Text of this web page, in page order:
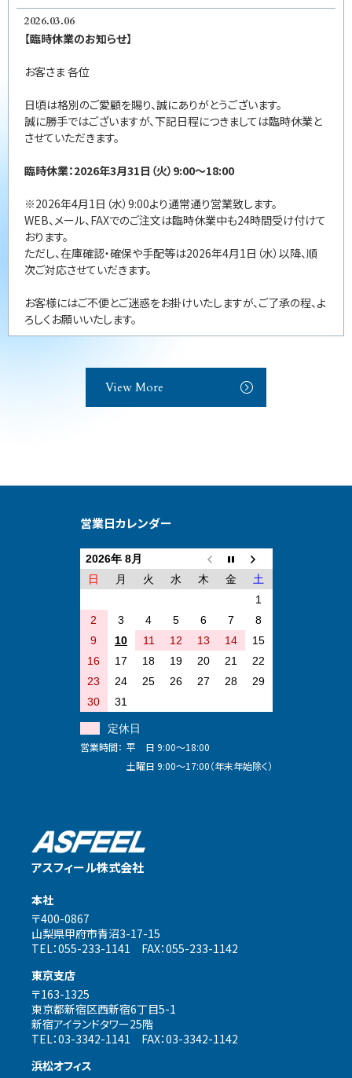
2026.03.06
【臨時休業のお知らせ】
お客さま 各位
日頃は格別のご愛顧を賜り、誠にありがとうございます。
誠に勝手ではございますが、下記日程につきましては臨時休業と
させていただきます。
臨時休業：2026年3月31日（火）9:00～18:00
※2026年4月1日（水）9:00より通常通り営業致します。
WEB、メール、FAXでのご注文は臨時休業中も24時間受け付けて
おります。
ただし、在庫確認・確保や手配等は2026年4月1日（水）以降、順
次ご対応させていだきます。
お客様にはご不便とご迷惑をお掛けいたしますが、ご了承の程、よ
ろしくお願いいたします。
View More
アスフィール株式会社
本社
〒400-0867
山梨県甲府市青沼3-17-15
TEL：055-233-1141 FAX：055-233-1142
東京支店
〒163-1325
東京都新宿区西新宿6丁目5-1
新宿アイランドタワー25階
TEL：03-3342-1141 FAX：03-3342-1142
浜松オフィス
営業日カレンダー
2026年 8月
日
月 火 水 木 金
土
1
2
3 4 5 6 7
8
9
10 11 12 13 14
15
16
17 18 19 20 21
22
23
24 25 26 27 28
29
30
31
定休日
営業時間： 平 日 9:00～18:00
土曜日 9:00～17:00（年末年始除く）